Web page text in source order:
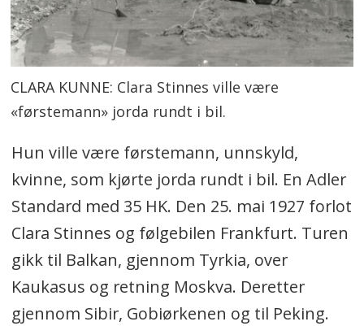
CLARA KUNNE: Clara Stinnes ville være
«førstemann» jorda rundt i bil.
Hun ville være førstemann, unnskyld,
kvinne, som kjørte jorda rundt i bil. En Adler
Standard med 35 HK. Den 25. mai 1927 forlot
Clara Stinnes og følgebilen Frankfurt. Turen
gikk til Balkan, gjennom Tyrkia, over
Kaukasus og retning Moskva. Deretter
gjennom Sibir, Gobiørkenen og til Peking.